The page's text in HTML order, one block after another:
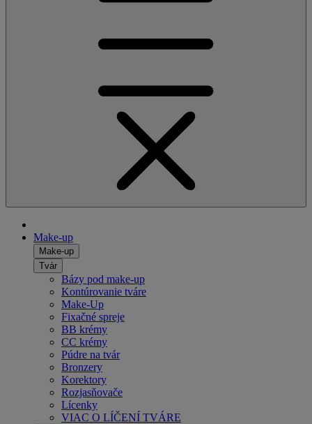
Make-up
Make-up
Tvár
Bázy pod make-up
Kontúrovanie tváre
Make-Up
Fixačné spreje
BB krémy
CC krémy
Púdre na tvár
Bronzery
Korektory
Rozjasňovače
Lícenky
VIAC O LÍČENÍ TVÁRE